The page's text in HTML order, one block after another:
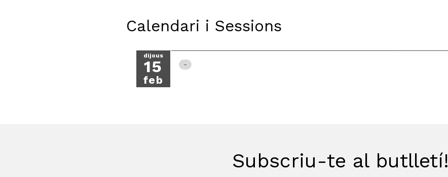
Calendari i Sessions
dijous
15
feb
Subscriu-te al butlletí!